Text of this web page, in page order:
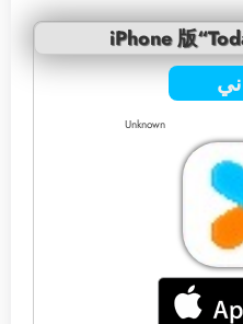
iPhone 版
Unknown